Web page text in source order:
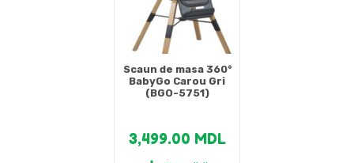
Scaun de masa 360°
BabyGo Carou Gri
(BGO-5751)
3,499.00 MDL